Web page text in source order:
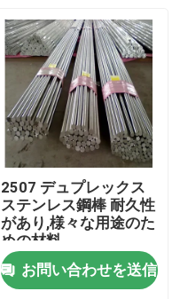
2507 デュプレックス
ステンレス鋼棒 耐久性
があり,様々な用途のた
めの材料
お問い合わせを送信